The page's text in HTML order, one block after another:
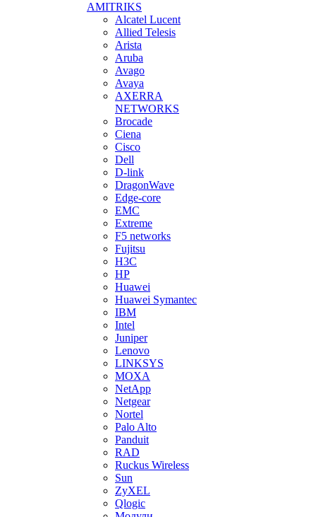
AMITRIKS
Alcatel Lucent
Allied Telesis
Arista
Aruba
Avago
Avaya
AXERRA
NETWORKS
Brocade
Ciena
Cisco
Dell
D-link
DragonWave
Edge-core
EMC
Extreme
F5 networks
Fujitsu
H3С
HP
Huawei
Huawei Symantec
IBM
Intel
Juniper
Lenovo
LINKSYS
MOXA
NetApp
Netgear
Nortel
Palo Alto
Panduit
RAD
Ruckus Wireless
Sun
ZyXEL
Qlogic